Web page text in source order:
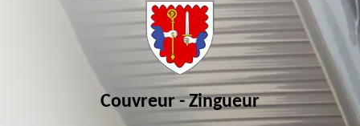
Couvreur - Zingueur